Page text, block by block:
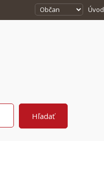
Úvod